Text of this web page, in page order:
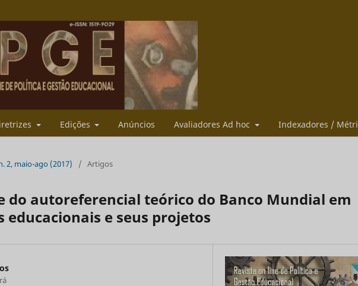
Edições Anúncios Avaliadores Ad hoc Indexadores /
2, maio-ago (2017) / Artigos
do autoreferencial teórico do Banco Mundial em
educacionais e seus projetos